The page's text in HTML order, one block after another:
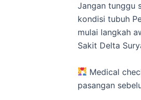
Jangan tunggu
kondisi tubuh
mulai langkah
Sakit Delta
Medical
pasangan